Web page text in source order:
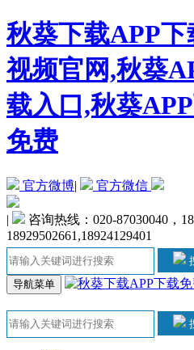
秋葵下载APP
视频官网,秋葵
载入口,秋葵
免费
官方微博| 官方微信
|
咨询热线：020-87030040
18929502661,18924129401
导航菜单